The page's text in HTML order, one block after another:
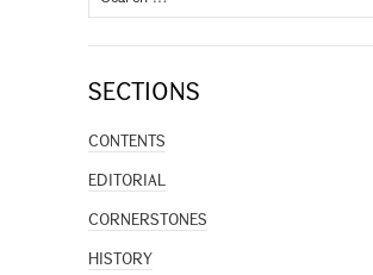
for:
SECTIONS
CONTENTS
EDITORIAL
CORNERSTONES
HISTORY